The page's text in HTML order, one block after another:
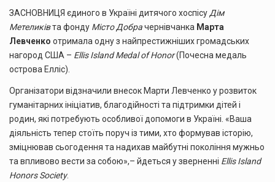
ЗАСНОВНИЦЯ єдиного в Україні дитячого хоспісу Дім
Метеликівта фонду Місто Добрачернівчанка Марта
Левченко отримала одну з найпрестижніших громадських
нагород США – Ellis Island Medal of Honor(Почесна медаль
острова Елліс).
Організатори відзначили внесок Марти Левченко у розвиток
гуманітарних ініціатив, благодійності та підтримки дітей і
родин, які потребують особливої допомоги в Україні. «Ваша
діяльність тепер стоїть поруч із тими, хто формував історію,
зміцнював сьогодення та надихав майбутні покоління мужньо
та впливово вести за собою»,– йдеться у зверненні Ellis Island
Honors Society.